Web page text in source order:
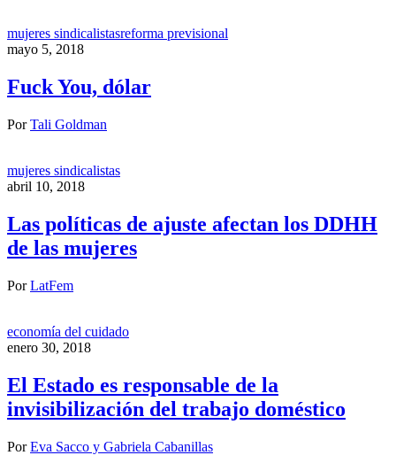
mujeres sindicalistasreforma previsional
mayo 5, 2018
Fuck You, dólar
PorTali Goldman
mujeres sindicalistas
abril 10, 2018
Las políticas de ajuste afectan los DDHH
de las mujeres
PorLatFem
economía del cuidado
enero 30, 2018
El Estado es responsable de la
invisibilización del trabajo doméstico
PorEva Sacco y Gabriela Cabanillas